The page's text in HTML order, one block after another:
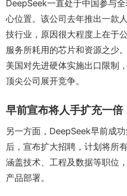
DeepSeek一直处于中国参与
心位置。该公司去年推出一款
技行业，原因很大程度上在于
服务所耗用的芯片和资源之少
美国对先进硬体实施出口限制
顶尖公司展开竞争。
早前宣布将人手扩充一倍
另一方面，DeepSeek早前成
后，宣布扩大招聘，计划将所
涵盖技术、工程及数据等职位
产品部署。